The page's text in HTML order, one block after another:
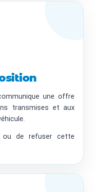
une offre
transmises et aux
ou de refuser cette